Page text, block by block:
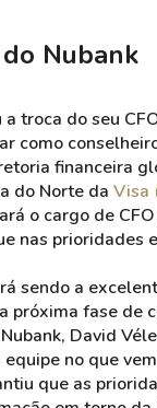
Nubank
a troca do seu
como
financeira
do Norte da Visa
o cargo de
nas prioridades
sendo a
próxima fase de
David
no que
que as